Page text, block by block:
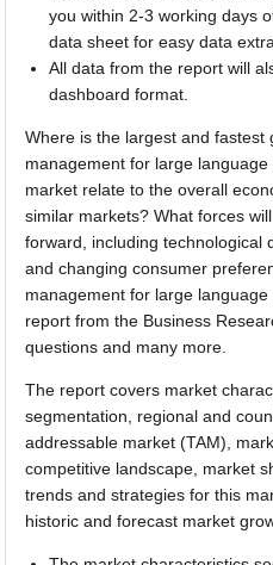
you within 2-3 working days
data sheet for easy data
All data from the report will
dashboard format.
Where is the largest and
management for large
market relate to the overall
similar markets? What forces
forward, including technological
and changing consumer
management for large
report from the Business
questions and many more.
The report covers market
segmentation, regional and
addressable market (TAM),
competitive landscape, market
trends and strategies for this
historic and forecast market